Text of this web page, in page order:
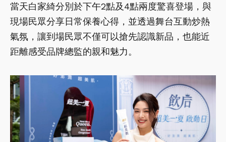
當天白家綺分別於下午2點及4點兩度驚喜登場，與
現場民眾分享日常保養心得，並透過舞台互動炒熱
氣氛，讓到場民眾不僅可以搶先認識新品，也能近
距離感受品牌總監的親和魅力。